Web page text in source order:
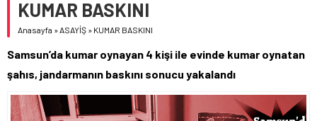
SAMSUN YANACAK!
13.703,13
DOLAR
55,1152
KUMAR BASKINI
Anasayfa »ASAYİŞ » KUMAR BASKINI
Samsun’da kumar oynayan 4 kişi ile evinde kumar oynatan
şahıs, jandarmanın baskını sonucu yakalandı